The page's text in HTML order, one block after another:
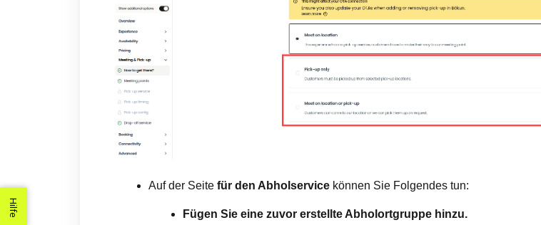
Auf der Seite für den Abholservice können Sie Folgendes tun:
Fügen Sie eine zuvor erstellte Abholortgruppe hinzu.
Hilfe